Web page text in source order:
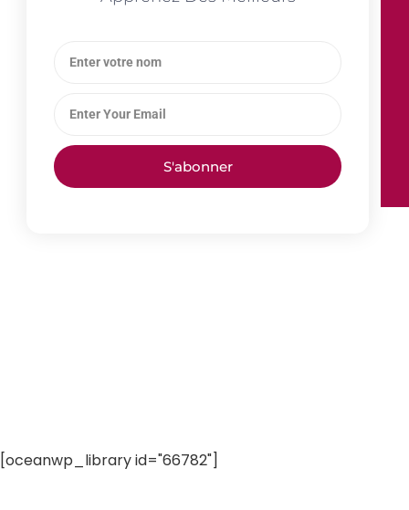
S'abonner
[oceanwp_library id="66782"]